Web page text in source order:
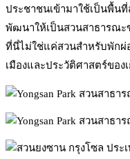
ประชาชนเข้ามาใช้เป็นพื้น
พัฒนาให้เป็นสวนสาธารณะ
ที่นี่ไม่ใช่แค่สวนสำหรับพักผ่
เมืองและประวัติศาสตร์ของ